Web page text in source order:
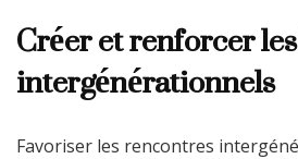
Créer et renforcer
intergénérationnels
Favoriser les rencontres